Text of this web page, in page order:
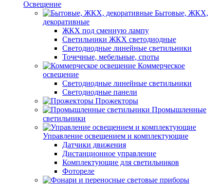
Освещение
Бытовые, ЖКХ,
декоративные
ЖКХ под сменную лампу
Светильники ЖКХ светодиодные
Светодиодные линейные светильники
Точечные, мебельные, споты
Коммерческое
освещение
Светодиодные линейные светильники
Светодиодные панели
Прожекторы
Промышленные
светильники
Управление освещением и комплектующие
Датчики движения
Дистанционное управление
Комплектующие для светильников
Фотореле